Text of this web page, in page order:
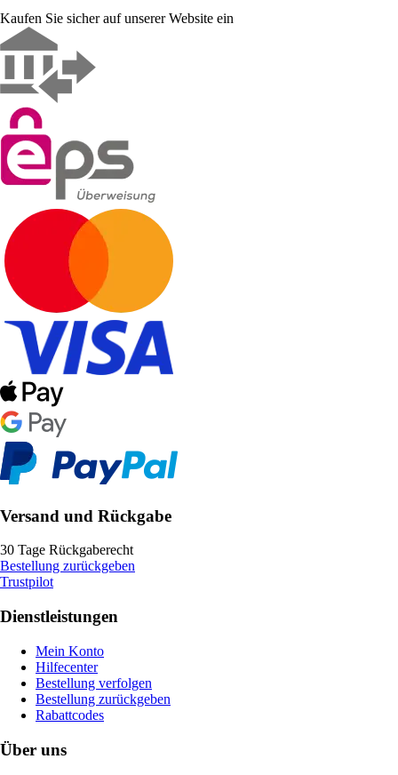
Kaufen Sie sicher auf unserer Website ein
Versand und Rückgabe
30 Tage Rückgaberecht
Bestellung zurückgeben
Trustpilot
Dienstleistungen
Mein Konto
Hilfecenter
Bestellung verfolgen
Bestellung zurückgeben
Rabattcodes
Über uns